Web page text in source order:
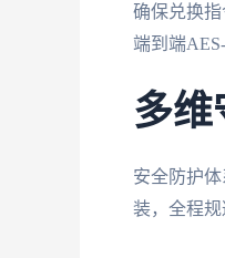
确保兑换指
端到端
多维
安全防护
装，全程